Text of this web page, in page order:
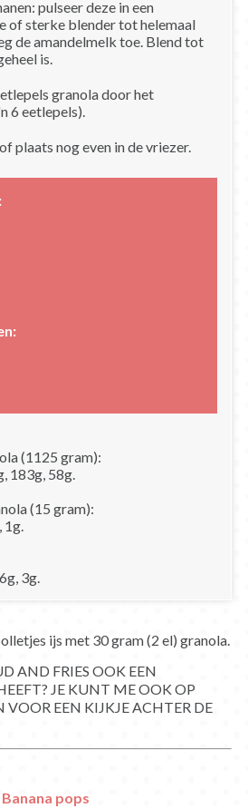
pulseer deze in een
of sterke blender tot helemaal
de amandelmelk toe. Blend tot
is.
granola door het
6 eetlepels).
plaats nog even in de vriezer.
(1125 gram):
183g, 58g.
(15 gram):
1g.
3g.
ijs met 30 gram (2 el) granola.
AND FRIES OOK EEN
JE KUNT ME OOK OP
VOOR EEN KIJKJE ACHTER DE
Banana pops